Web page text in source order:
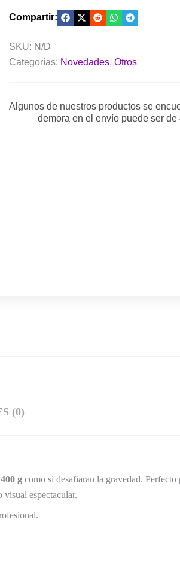
Compartir:
SKU: N/D
Categorías: Novedades, Otros
Algunos de nuestros productos se
demora en el envío puede ser
(0)
400 g como si desafiaran la gravedad.
espectacular.